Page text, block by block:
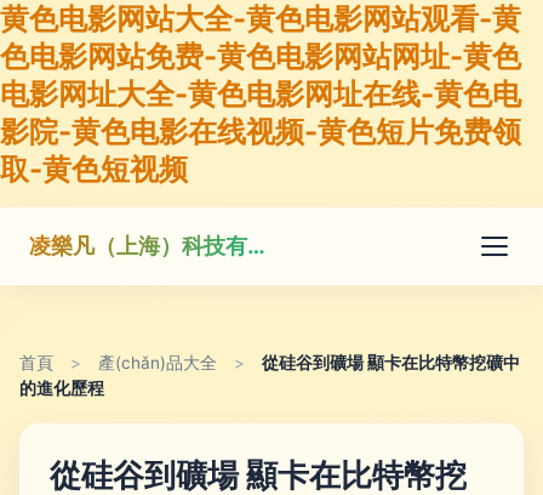
黄色电影网站大全-黄色电影网站观看-黄
色电影网站免费-黄色电影网站网址-黄色
电影网址大全-黄色电影网址在线-黄色电
影院-黄色电影在线视频-黄色短片免费领
取-黄色短视频
凌樂凡（上海）科技有限公司
首頁 > 產(chǎn)品大全 >
從硅谷到礦場 顯卡在比特幣挖礦中
的進化歷程
從硅谷到礦場 顯卡在比特幣挖